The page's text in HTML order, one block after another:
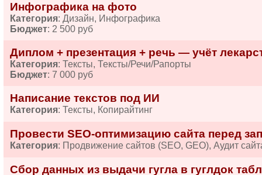
Инфографика на фото
Категория: Дизайн, Инфографика
Бюджет: 2 500 руб
Диплом + презентация + речь — учёт
Категория: Тексты, Тексты/Речи/Рапорты
Бюджет: 7 000 руб
Написание текстов под ИИ
Категория: Тексты, Копирайтинг
Провести SEO-оптимизацию сайта перед
Категория: Продвижение сайтов (SEO, GEO), Аудит
Сбор данных из выдачи гугла в гуглдок